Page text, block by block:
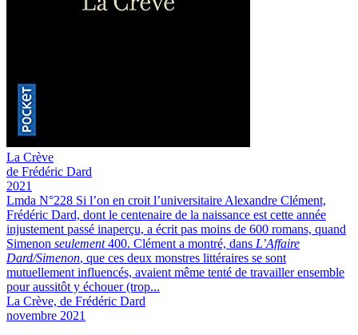
La Crève
de Frédéric Dard
2021
Lmda N°228 Si l’on en croit l’universitaire Alexandre Clément,
Frédéric Dard, dont le centenaire de la naissance est cette année
injustement passé inaperçu, a écrit pas moins de 600 romans, quand
Simenon seulement400. Clément a montré, dans L’Affaire
Dard/Simenon, que ces deux monstres littéraires se sont
mutuellement influencés, avaient même tenté de travailler ensemble
pour aussitôt y échouer (trop...
La Crève, de Frédéric Dard
novembre 2021